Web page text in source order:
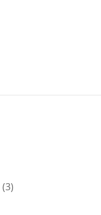
(3)